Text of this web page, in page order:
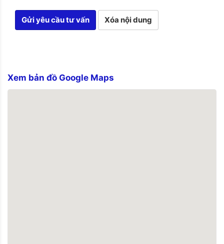
Gửi yêu cầu tư vấn Xóa nội dung
Xem bản đồ Google Maps